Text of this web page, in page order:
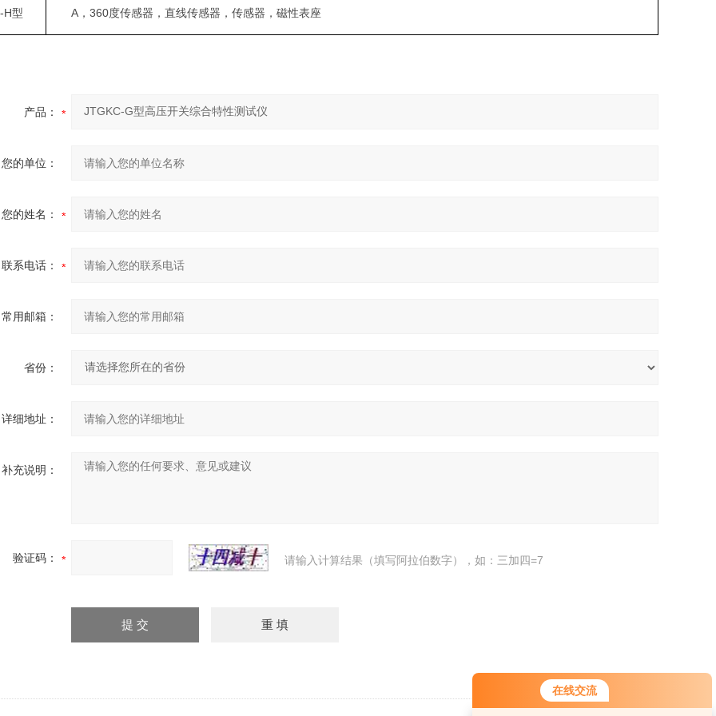
在线交流
H型 A，360度传感器，直线传感器， 传感器，磁性表座
产品：
您的单位：
您的姓名：
联系电话：
常用邮箱：
省份：
详细地址：
补充说明：
验证码： 请输入计算结果（填写阿拉伯数字），如：三加四=7